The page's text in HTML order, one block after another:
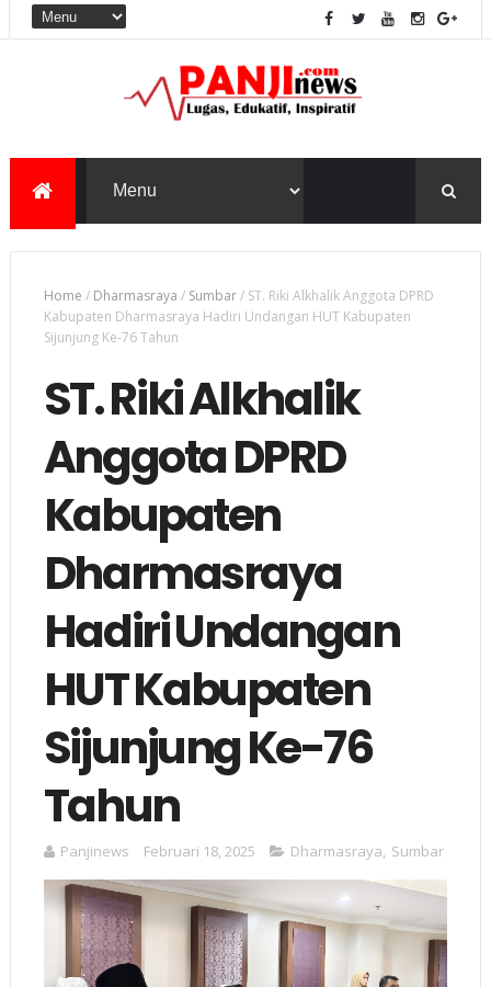
Home / Dharmasraya / Sumbar/ ST. Riki Alkhalik Anggota DPRD
Kabupaten Dharmasraya Hadiri Undangan HUT Kabupaten
Sijunjung Ke-76 Tahun
ST. Riki Alkhalik
Anggota DPRD
Kabupaten
Dharmasraya
Hadiri Undangan
HUT Kabupaten
Sijunjung Ke-76
Tahun
Panjinews Februari 18, 2025 Dharmasraya Sumbar